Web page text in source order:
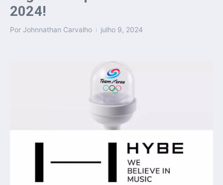
2024!
Por Johnnathan Carvalho julho 9, 2024